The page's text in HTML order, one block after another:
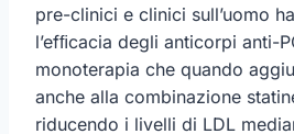
pre-clinici e clinici sull’uomo
l’efﬁcacia degli anticorpi anti-
monoterapia che quando
anche alla combinazione
riducendo i livelli di LDL